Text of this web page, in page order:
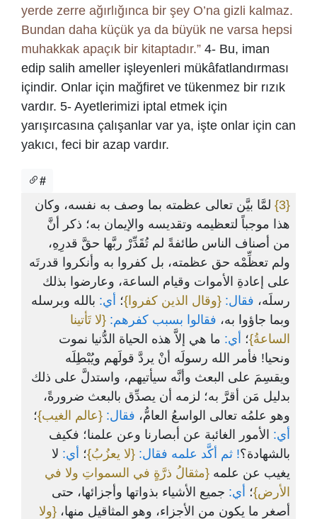
yerde zerre ağırlığınca bir şey O’na gizli kalmaz.
Bundan daha küçük ya da büyük ne varsa hepsi
muhakkak apaçık bir kitaptadır.” 4- Bu, iman
edip salih ameller işleyenleri mükâfatlandırması
içindir. Onlar için mağfiret ve tükenmez bir rızık
vardır. 5- Ayetlerimizi iptal etmek için
yarışırcasına çalışanlar var ya, işte onlar için can
yakıcı, feci bir azap vardır.
#
{3}
لمَّا بيَّن تعالى عظمته بما وصف به نفسه، وكان
هذا موجباً لتعظيمه وتقديسه والإيمان به؛ ذكر أنَّ
من أصناف الناس طائفةً لم تُقَدِّرْ ربَّها حقَّ قدرِهِ،
ولم تعظِّمْه حق عظمته، بل كفروا به وأنكروا قدرتَه
على إعادةِ الأموات وقيام الساعة، وعارضوا بذلك
رسلَه، فقال: {وقال الذين كفروا}؛ أي: بالله وبرسله
وبما جاؤوا به، فقالوا بسبب كفرهم: {لا تَأتينا
الساعةُ}؛ أي: ما هي إلاَّ هذه الحياة الدُّنيا نموت
ونحيا! فأمر الله رسولَه أنْ يردَّ قولَهم ويُبْطِلَه
ويقسِمَ على البعث وأنَّه سيأتيهم، واستدلَّ على ذلك
بدليل مَن أقرَّ به؛ لزمه أن يصدِّق بالبعث ضرورةً،
وهو علمُه تعالى الواسعُ العامُّ، فقال: {عالم الغيب}؛
أي: الأمور الغائبة عن أبصارنا وعن علمنا؛ فكيف
بالشهادة؟! ثم أكَّد علمه فقال: {لا يعزُبُ}؛ أي: لا
يغيب عن علمه {مثقالُ ذرَّةٍ في السمواتِ ولا في
الأرض}؛ أي: جميع الأشياء بذواتها وأجزائها، حتى
أصغر ما يكون من الأجزاء، وهو المثاقيل منها، {ولا